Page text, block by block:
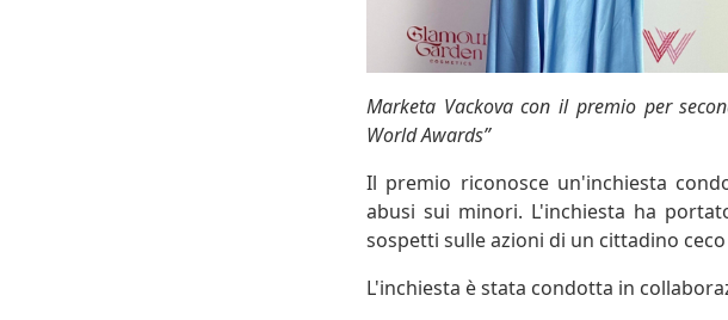
Marketa Vackova con il premio per
World Awards”
Il premio riconosce un'inchiesta
abusi sui minori. L'inchiesta ha
sospetti sulle azioni di un cittadino
L'inchiesta è stata condotta in